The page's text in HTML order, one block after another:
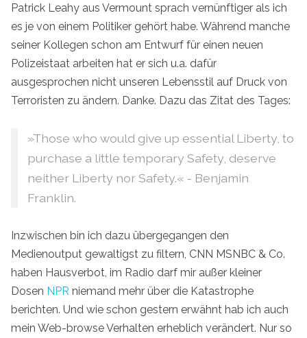
Patrick Leahy aus Vermount sprach vernünftiger als ich
es je von einem Politiker gehört habe. Während manche
seiner Kollegen schon am Entwurf für einen neuen
Polizeistaat arbeiten hat er sich u.a. dafür
ausgesprochen nicht unseren Lebensstil auf Druck von
Terroristen zu ändern. Danke. Dazu das Zitat des Tages:
»Those who would give up essential Liberty, to
purchase a little temporary Safety, deserve
neither Liberty nor Safety.« - Benjamin
Franklin.
Inzwischen bin ich dazu übergegangen den
Medienoutput gewaltigst zu filtern, CNN MSNBC & Co.
haben Hausverbot, im Radio darf mir außer kleiner
Dosen NPR niemand mehr über die Katastrophe
berichten. Und wie schon gestern erwähnt hab ich auch
mein Web-browse Verhalten erheblich verändert. Nur so